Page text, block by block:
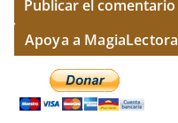
l
e
Apoya a MagiaLectora